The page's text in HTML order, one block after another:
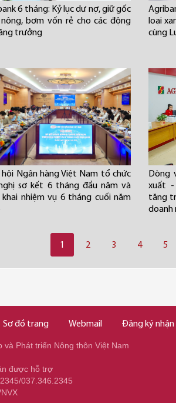
6 tháng: Kỷ lục dư nợ, giữ gốc
bơm vốn rẻ cho các động
trưởng
loại
cùng
hội Ngân hàng Việt Nam tổ chức
sơ kết 6 tháng đầu năm và
khai nhiệm vụ 6 tháng cuối năm
Dòng
xuất -
tăng
doanh
1 2 3 4 5
Sơ đồ trang Webmail Đăng ký
Phát triển Nông thôn Việt Nam
được hỗ trợ
037.346.2345